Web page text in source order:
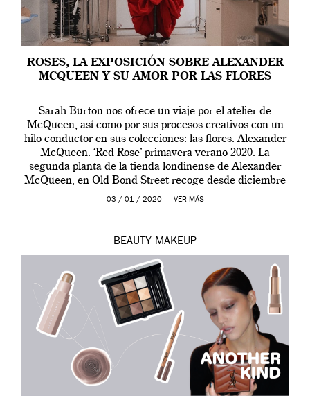
ROSES, LA EXPOSICIÓN SOBRE ALEXANDER
MCQUEEN Y SU AMOR POR LAS FLORES
Sarah Burton nos ofrece un viaje por el atelier de
McQueen, así como por sus procesos creativos con un
hilo conductor en sus colecciones: las flores. Alexander
McQueen. ‘Red Rose’ primavera-verano 2020. La
segunda planta de la tienda londinense de Alexander
McQueen, en Old Bond Street recoge desde diciembre
de 2019 hasta final de abril […]
03 / 01 / 2020 — VER MÁS
BEAUTY MAKEUP